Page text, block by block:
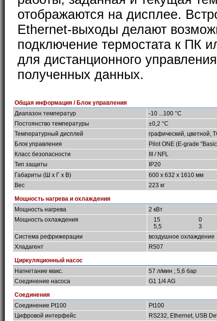
отображаются на дисплее.
Ethernet-выходы делают
подключение термостата к ПК
для дистанционного
полученных данных.
Общая информация / Блок управления
Диапазон температур
-10 ...100 °C
Постоянство температуры
±0,2 °C
Температурный дисплей
графический, цветной,
Блок управления
Pilot ONE (E-grade
Класс безопасности
III / NFL
Тип защиты
IP20
Габариты (Ш х Г х В)
600 x 632 x 1610 мм
Вес
223 кг
Мощность нагрева и охлаждения
Мощность нагрева
2 кВт
Мощность охлаждения
15
0
5,5
3
Система рефрижерации
воздушное охлаждение
Хладагент
R507
Циркуляционный насос
Нагнетание макс.
57 л/мин ; 5,6 бар
Соединение насоса
G1 1/4 AG
Соединения
Соединение Pt100
Pt100
Цифровой интерфейс
RS232, Ethernet, USB